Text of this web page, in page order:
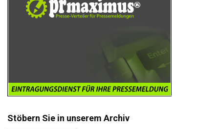
Stöbern Sie in unserem Archiv